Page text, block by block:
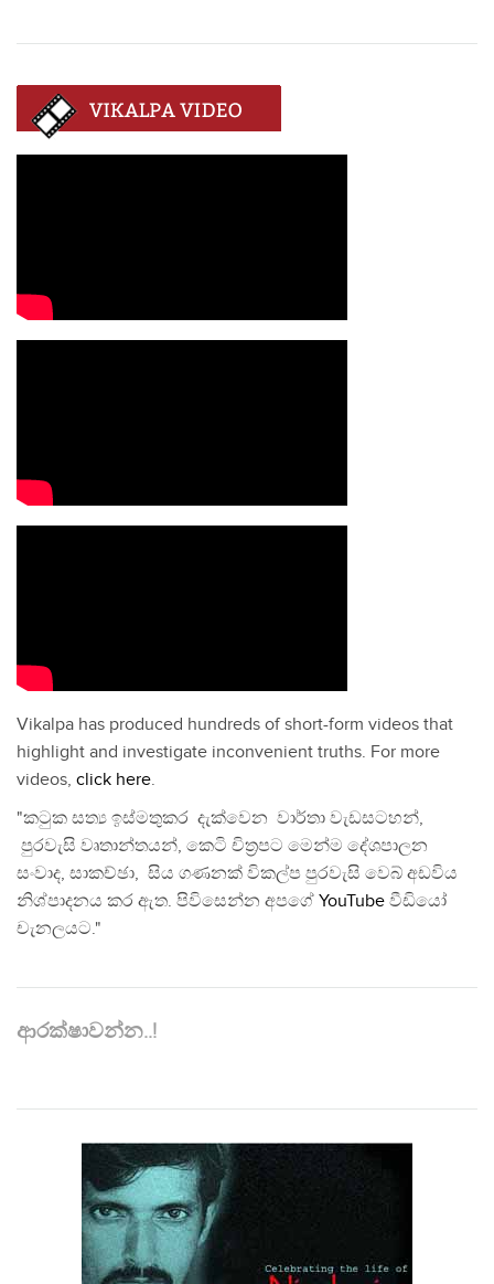
Vikalpa has produced hundreds of short-form videos that
highlight and investigate inconvenient truths. For more
videos, click here.
"කටුක සත්‍ය ඉස්මතුකර දැක්වෙන වාර්තා වැඩසටහන්,
පුරවැසි වෘතාන්තයන්, කෙටි චිත්‍රපට මෙන්ම දේශපාලන
සංවාද, සාකච්ඡා, සිය ගණනක් විකල්ප පුරවැසි වෙබ් අඩවිය
නිශ්පාදනය කර ඇත. පිවිසෙන්න අපගේ YouTube වීඩියෝ
චැනලයට."
ආරක්ෂාවන්න..!